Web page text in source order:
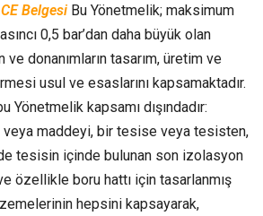
CE Belgesi Bu Yönetmelik; maksimum
0,5 bar’dan daha büyük olan
ve donanımların tasarım, üretim ve
usul ve esaslarını kapsamaktadır.
Yönetmelik kapsamı dışındadır:
veya maddeyi, bir tesise veya tesisten,
tesisin içinde bulunan son izolasyon
özellikle boru hattı için tasarlanmış
hepsini kapsayarak,